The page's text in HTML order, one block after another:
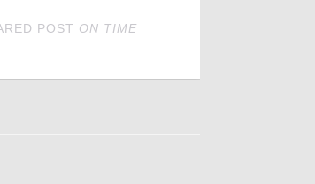
POST ON TIME